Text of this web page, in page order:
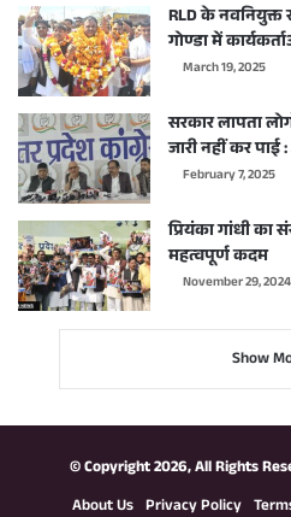
RLD के नवनियुक्त
गोण्डा में
March 19, 2025
सरकार लापता
जारी नहीं कर पाई
February 7, 2025
प्रियंका गांधी
महत्वपूर्ण कदम
November 29, 2024
Show
© Copyright 2026, All Rights
About Us Privacy Policy